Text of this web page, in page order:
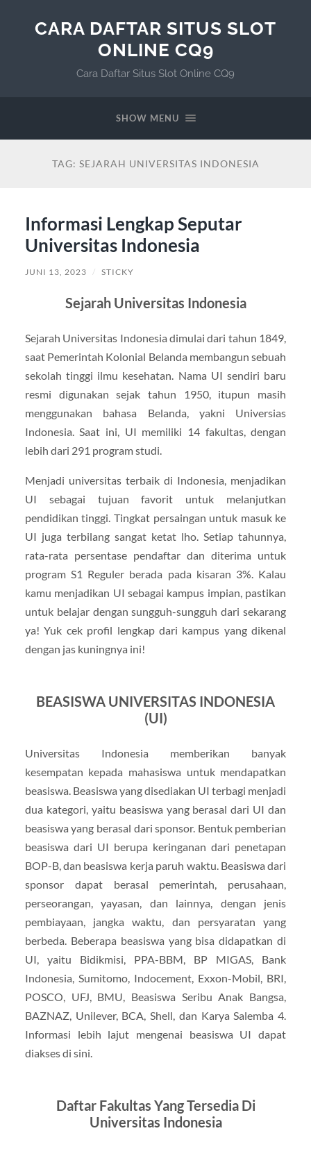
CARA DAFTAR SITUS SLOT
ONLINE CQ9
Cara Daftar Situs Slot Online CQ9
SHOW MENU
TAG: SEJARAH UNIVERSITAS INDONESIA
Informasi Lengkap Seputar
Universitas Indonesia
JUNI 13, 2023 / STICKY
Sejarah Universitas Indonesia
Sejarah Universitas Indonesia dimulai dari tahun 1849,
saat Pemerintah Kolonial Belanda membangun sebuah
sekolah tinggi ilmu kesehatan. Nama UI sendiri baru
resmi digunakan sejak tahun 1950, itupun masih
menggunakan bahasa Belanda, yakni Universias
Indonesia. Saat ini, UI memiliki 14 fakultas, dengan
lebih dari 291 program studi.
Menjadi universitas terbaik di Indonesia, menjadikan
UI sebagai tujuan favorit untuk melanjutkan
pendidikan tinggi. Tingkat persaingan untuk masuk ke
UI juga terbilang sangat ketat lho. Setiap tahunnya,
rata-rata persentase pendaftar dan diterima untuk
program S1 Reguler berada pada kisaran 3%. Kalau
kamu menjadikan UI sebagai kampus impian, pastikan
untuk belajar dengan sungguh-sungguh dari sekarang
ya! Yuk cek profil lengkap dari kampus yang dikenal
dengan jas kuningnya ini!
BEASISWA UNIVERSITAS INDONESIA
(UI)
Universitas Indonesia memberikan banyak
kesempatan kepada mahasiswa untuk mendapatkan
beasiswa. Beasiswa yang disediakan UI terbagi menjadi
dua kategori, yaitu beasiswa yang berasal dari UI dan
beasiswa yang berasal dari sponsor. Bentuk pemberian
beasiswa dari UI berupa keringanan dari penetapan
BOP-B, dan beasiswa kerja paruh waktu. Beasiswa dari
sponsor dapat berasal pemerintah, perusahaan,
perseorangan, yayasan, dan lainnya, dengan jenis
pembiayaan, jangka waktu, dan persyaratan yang
berbeda. Beberapa beasiswa yang bisa didapatkan di
UI, yaitu Bidikmisi, PPA-BBM, BP MIGAS, Bank
Indonesia, Sumitomo, Indocement, Exxon-Mobil, BRI,
POSCO, UFJ, BMU, Beasiswa Seribu Anak Bangsa,
BAZNAZ, Unilever, BCA, Shell, dan Karya Salemba 4.
Informasi lebih lajut mengenai beasiswa UI dapat
diakses di sini.
Daftar Fakultas Yang Tersedia Di
Universitas Indonesia